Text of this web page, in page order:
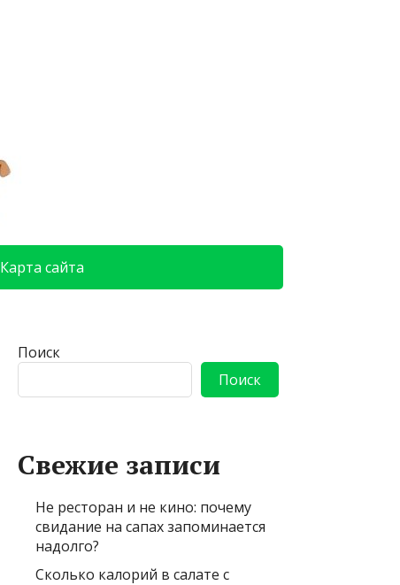
Карта сайта
Поиск
Поиск
Свежие записи
Не ресторан и не кино: почему
свидание на сапах запоминается
надолго?
Сколько калорий в салате с